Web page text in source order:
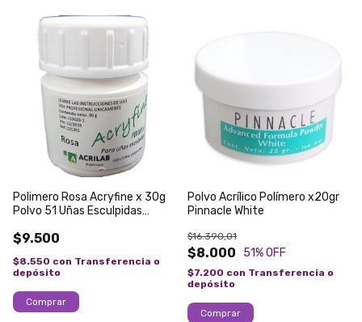
Polimero Rosa Acryfine x 30g
Polvo 51 Uñas Esculpidas
$9.500
$8.550 con Transferencia o
depósito
Polvo Acrílico Polímero x20gr
Pinnacle White
$8.000
$16.390,01
51% OFF
$7.200 con Transferencia o
depósito